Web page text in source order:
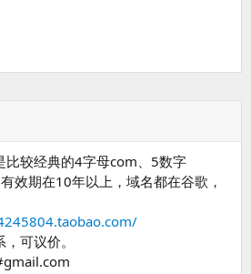
比较经典的4字母com、5数字
效期在10年以上，域名都在谷歌，
可议价。